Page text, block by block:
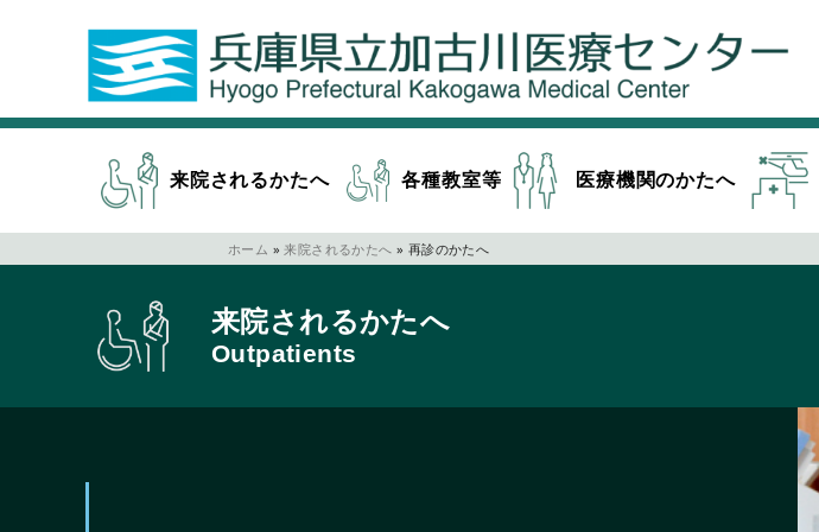
来院されるかたへ 各種教室等 医療機関のかたへ
ホーム » 来院されるかたへ » 再診のかたへ
来院されるかたへ
Outpatients